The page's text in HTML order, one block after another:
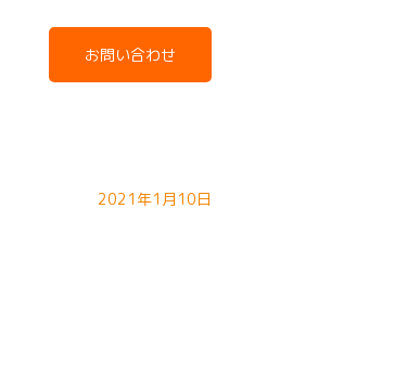
お問い合わせ
2021年1月10日